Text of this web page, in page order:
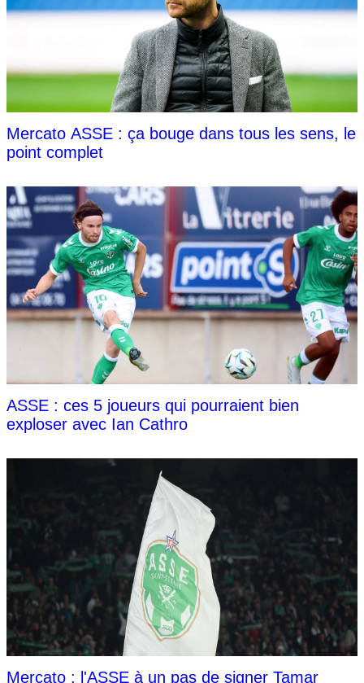
Mercato ASSE : ça bouge dans tous les sens, le
point complet
ASSE : ces 5 joueurs qui pourraient bien
exploser avec Ian Cathro
Mercato : l'ASSE à un pas de signer Tamar